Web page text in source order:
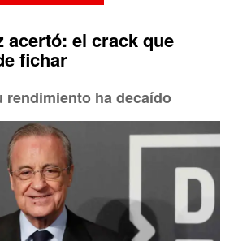
acertó: el crack que
fichar
rendimiento ha decaído